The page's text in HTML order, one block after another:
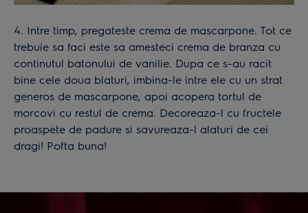
4. Intre timp, pregateste crema de mascarpone. Tot ce
trebuie sa faci este sa amesteci crema de branza cu
continutul batonului de vanilie. Dupa ce s-au racit
bine cele doua blaturi, imbina-le intre ele cu un strat
generos de mascarpone, apoi acopera tortul de
morcovi cu restul de crema. Decoreaza-l cu fructele
proaspete de padure si savureaza-l alaturi de cei
dragi! Pofta buna!